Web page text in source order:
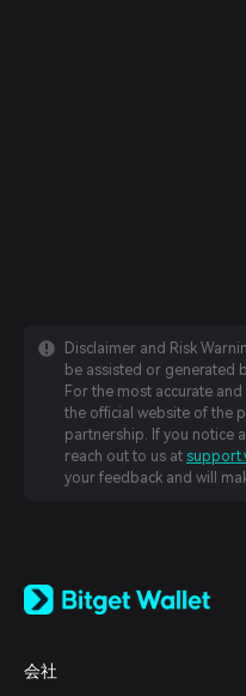
Disclaimer and Risk
be assisted or generated
For the most accurate
the official website of the
partnership. If you notice
reach out to us at
your feedback and will
日本語
Español (Latinoamérica)
会社